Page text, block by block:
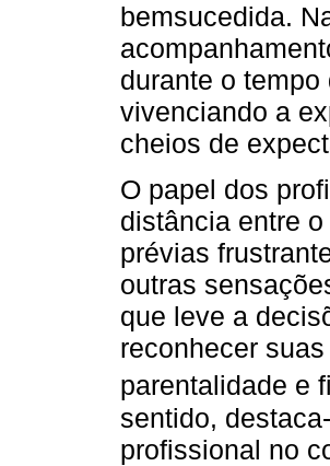
bemsucedida.
durante o
vivenciando a
cheios de
O papel dos
distância entre
prévias
outras
que leve a
reconhecer
parentalidade e
sentido,
profissional no